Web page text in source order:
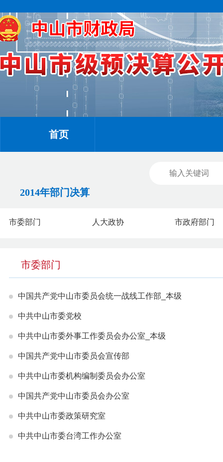
首页
2014年部门决算
市委部门 人大政协 市政府部门
市委部门
中国共产党中山市委员会统一战线工作部_本级
中共中山市委党校
中共中山市委外事工作委员会办公室_本级
中国共产党中山市委员会宣传部
中共中山市委机构编制委员会办公室
中国共产党中山市委员会办公室
中共中山市委政策研究室
中共中山市委台湾工作办公室